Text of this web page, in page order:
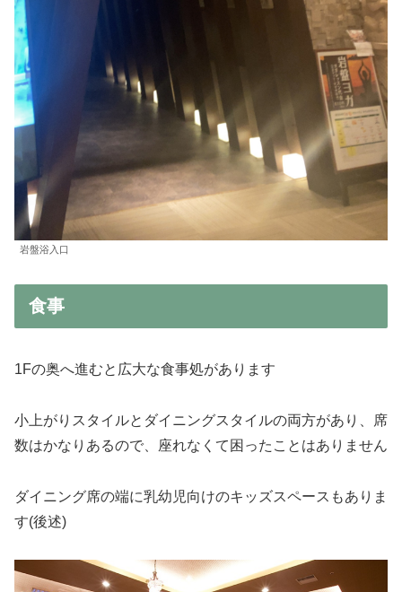
岩盤浴入口
食事
1Fの奥へ進むと広大な食事処があります
小上がりスタイルとダイニングスタイルの両方があり、席
数はかなりあるので、座れなくて困ったことはありません
ダイニング席の端に乳幼児向けのキッズスペースもありま
す(後述)